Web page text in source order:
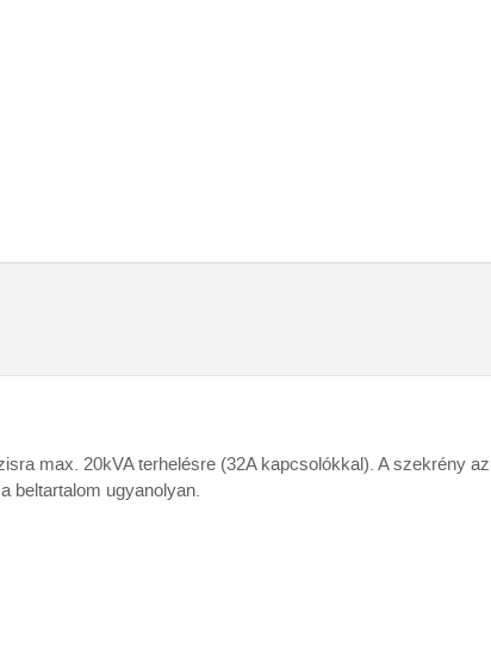
max. 20kVA terhelésre (32A kapcsolókkal). A szekrény az
beltartalom ugyanolyan.